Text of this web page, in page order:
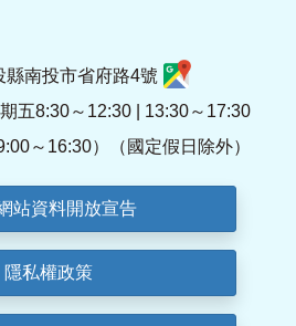
縣南投市省府路4號
五8:30～12:30 | 13:30～17:30
～16:30）（國定假日除外）
站資料開放宣告
隱私權政策